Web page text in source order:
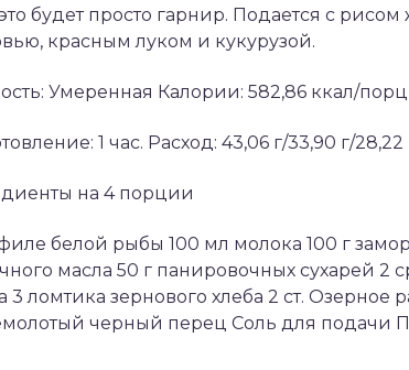
это будет просто гарнир. Подается с
красным луком и кукурузой.
Умеренная Калории: 582,86 ккал/
1 час. Расход: 43,06 г/33,90 г/28,22
на 4 порции
белой рыбы 100 мл молока 100 г
масла 50 г панировочных сухарей 2
3 ломтика зернового хлеба 2 ст. Озерное
черный перец Соль для подачи